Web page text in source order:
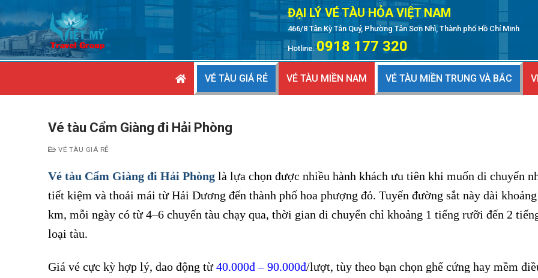
đến
nội
dung
ĐẠI LÝ VÉ TÀU HỎA VIỆT NAM
466/8 Tân Kỳ Tân Quý, Phường Tân Sơn Nhì, Thành phố Hồ Chí Minh
Hotline: 0918 177 320
VÉ TÀU GIÁ RẺ VÉ TÀU MIỀN NAM VÉ TÀU MIỀN TRUNG VÀ BẮC
Vé tàu Cẩm Giàng đi Hải Phòng
VÉ TÀU GIÁ RẺ
Vé tàu Cẩm Giàng đi Hải Phòng là lựa chọn được nhiều hành khách ưu tiên khi muốn di chuyển
tiết kiệm và thoải mái từ Hải Dương đến thành phố hoa phượng đỏ. Tuyến đường sắt này dài
km, mỗi ngày có từ 4–6 chuyến tàu chạy qua, thời gian di chuyển chỉ khoảng 1 tiếng rưỡi đến 2
loại tàu.
Giá vé cực kỳ hợp lý, dao động từ40.000đ – 90.000đ/lượt, tùy theo bạn chọn ghế cứng hay mềm